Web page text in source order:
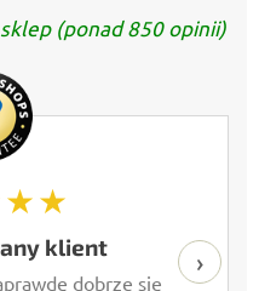
(ponad 850 opinii)
klient
dobrze się
›